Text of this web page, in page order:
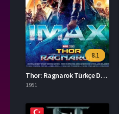
8.1
Thor: Ragnarok Türkçe Dublaj İzle
1951